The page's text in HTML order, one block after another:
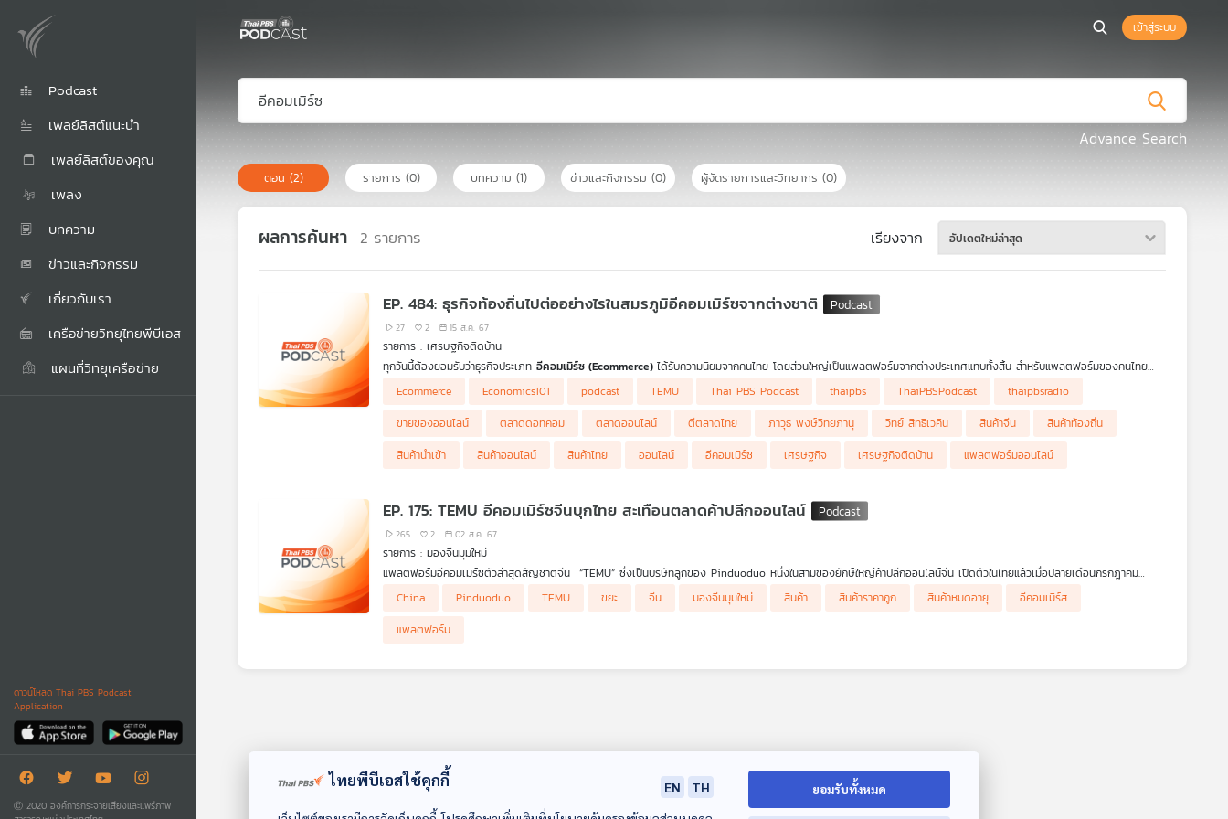
Podcast
เพลย์ลิสต์แนะนำ
เพลย์ลิสต์ของคุณ
เพลง
บทความ
ข่าวและกิจกรรม
เกี่ยวกับเรา
เครือข่ายวิทยุไทยพีบีเอส
แผนที่วิทยุเครือข่าย
ดาวน์โหลด Thai PBS Podcast
Application
Ⓒ 2020 องค์การกระจายเสียงและแพร่ภาพ
เข้าสู่ระบบ
Advance Search
ตอน (2) รายการ (0) บทความ (1) ข่าวและกิจกรรม (0) ผู้จัดรายการและวิทยากร (0)
ผลการค้นหา 2 รายการ เรียงจาก อัปเดตใหม่ล่าสุด
EP. 484: ธุรกิจท้องถิ่นไปต่ออย่างไรในสมรภูมิอีคอมเมิร์ซจากต่างชาติ
27 2 15 ส.ค. 67
รายการ : เศรษฐกิจติดบ้าน
ทุกวันนี้ต้องยอมรับว่าธุรกิจประเภทอีคอมเมิร์ซ (Ecommerce)ได้รับความนิยมจากคนไทย โดยส่วนใหญ่เป็นแพลตฟอร์มจากต่างประเทศแทบทั้งสิ้น สำหรับแพลตฟอร์มของคนไทย
ตอนนี้กำลังตกที่นั่งลำบาก ซึ่งรวมถึงสินค้าของไทยที่ได้รับผลกระทบอย่างหนักด้วย ที่สำคัญกำลังเปลี่ยนสถานะเป็นประเทศผู้บริโภคที่เม็ดเงินกำลังไหลออกผ่านแพลตฟอร์มออนไลน์
ของต่างชาติที่เข้ามาตีตลาดในไทย สถานการณ์แบบนี้ธุรกิจท้องถิ่นของไทย ยังมีอนาคตที่สดใสรออยู่หรือไม่ แล้วจะไปข้างหน้าต่ออย่างไร ดร.วิทย์ สิทธิเวคิน และ คุณภาวุธ พงษ์วิทยภา
นุ ผู้ก่อตั้งตลาด.คอม ผู้บุกเบิกตลาดอีคอมเมิร์ซสัญชาติไทย เล่าให้ฟังในรายการ เศรษฐกิจติดบ้าน ค่ะ
Ecommerce Economics101 podcast TEMU Thai PBS Podcast thaipbs ThaiPBSPodcast
thaipbsradio
ขายของออนไลน์
ตลาดดอทคอม ตลาดออนไลน์ ตีตลาดไทย ภาวุธ พงษ์วิทยภานุ วิทย์ สิทธิเวคิน สินค้าจีน
สินค้าท้องถิ่น
สินค้านำเข้า
สินค้าออนไลน์ สินค้าไทย ออนไลน์ อีคอมเมิร์ซ เศรษฐกิจ เศรษฐกิจติดบ้าน แพลตฟอร์มออนไลน์
EP. 175: TEMU อีคอมเมิร์ซจีนบุกไทย สะเทือนตลาดค้าปลีกออนไลน์
265 2 02 ส.ค. 67
รายการ : มองจีนมุมใหม่
แพลตฟอร์มอีคอมเมิร์ซตัวล่าสุดสัญชาติจีน “TEMU” ซึ่งเป็นบริษัทลูกของ Pinduoduo หนึ่งในสามของยักษ์ใหญ่ค้าปลีกออนไลน์จีน เปิดตัวในไทยแล้วเมื่อปลายเดือนกรกฎาคม
2567 ที่ผ่านมา เป็นชาติที่ 3 ในอาเซียน ต่อจากมาเลเซียและฟิลิปปินส์ โดยใช้หลายกลยุทธดึงดูดใจลูกค้า ทั้งโปรโมชั่นราคาถูก (มาก) ส่งสินค้าจากโรงงานจีนตรงอย่างรวดเร็วฟรีและ
ยืดเวลาคืนสินค้าได้ฟรีถึง 90 วันทำให้ TEMU เติบโตเร็วอย่างก้าวกระโดด เปิดสาขาทั่วโลกแล้วมากกว่า 49 ประเทศภายในเวลา 2 ปี นับตั้งแต่เปิดตัวครั้งแรกปี ค.ศ. 2022 ในตลาด
ความกังวลใจอย่างมากของการรุกจากทุนจีนครั้งนี้คือ คุณภาพสินค้าและผลกระทบต่อผู้ประกอบการรายย่อยในประเทศ พ่อค้าแม่ค้ารายย่อยไทยจะแข่งขันไม่ได้ จนมีคำกล่าวว่า ไทยจะ
กลายเป็นอีกหนึ่งตลาดระบายสินค้าคุณภาพต่ำหรือใกล้หมดอายุของจีนและจะมีขยะอีกจำนวนมหาศาลตกค้างในประเทศ
โสภิต หวังวิวัฒนา ชวน ตฤณ วุ่นกลิ่นหอม นายกสมาคมการค้าดิจิทัลไทยและคณะกรรมการการค้าข้ามแดนจีน มาถอดรหัสว่ามีอะไรซ่อนอยู่ภายใต้กลยุทธการขายของราคาถูกครั้งนี้ 4
ชาติที่เรียกว่า 4 Little Dragons คือไต้หวัน เกาหลีใต้ ฮ่องกง สิงคโปร์ เกี่ยวข้องอย่างไรกับการเติบโตของ TEMU และไทยจะรับมืออย่างไร
China Pinduoduo TEMU ขยะ จีน มองจีนมุมใหม่ สินค้า สินค้าราคาถูก สินค้าหมดอายุ
อีคอมเมิร์ส
แพลตฟอร์ม
ไทยพีบีเอสใช้คุกกี้ EN
TH
ยอมรับทั้งหมด